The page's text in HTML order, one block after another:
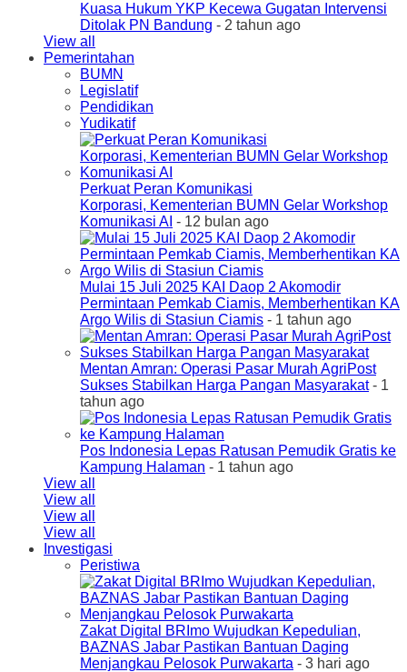
Kuasa Hukum YKP Kecewa Gugatan Intervensi
Ditolak PN Bandung - 2 tahun ago
View all
Pemerintahan
BUMN
Legislatif
Pendidikan
Yudikatif
Perkuat Peran Komunikasi
Korporasi, Kementerian BUMN Gelar Workshop
Komunikasi AI - 12 bulan ago
Mulai 15 Juli 2025 KAI Daop 2 Akomodir
Permintaan Pemkab Ciamis, Memberhentikan KA
Argo Wilis di Stasiun Ciamis - 1 tahun ago
Mentan Amran: Operasi Pasar Murah AgriPost
Sukses Stabilkan Harga Pangan Masyarakat- 1
tahun ago
Pos Indonesia Lepas Ratusan Pemudik Gratis ke
Kampung Halaman - 1 tahun ago
View all
View all
View all
View all
Investigasi
Peristiwa
Zakat Digital BRImo Wujudkan Kepedulian,
BAZNAS Jabar Pastikan Bantuan Daging
Menjangkau Pelosok Purwakarta - 3 hari ago